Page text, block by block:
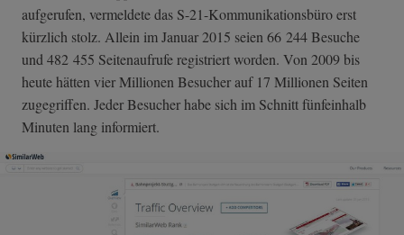
aufgerufen, vermeldete das S-21-Kommunikationsbüro erst
kürzlich stolz. Allein im Januar 2015 seien 66 244 Besuche
und 482 455 Seitenaufrufe registriert worden. Von 2009 bis
heute hätten vier Millionen Besucher auf 17 Millionen Seiten
zugegriffen. Jeder Besucher habe sich im Schnitt fünfeinhalb
Minuten lang informiert.